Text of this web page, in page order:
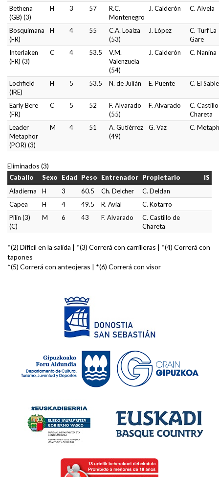
Bethena
(GB) (3)
H 3 57
R.C.
Montenegro
J. Calderón C. Alvela
Bosquimana
(FR)
H 4 55
C.A. Loaiza
(53)
J. López
C. Turf La
Gare
Interlaken
(FR) (3)
C 4 53.5
V.M.
Valenzuela
(54)
J. Calderón C. Nanina
Lochfield
(IRE)
H 5 53.5 N. de Julián E. Puente C. El Sable
Early Bere
(FR)
C 5 52
F. Alvarado
(55)
F. Alvarado
C.
Chareta
Leader
Metaphor
(POR) (3)
M 4 51
A. Gutiérrez
(49)
G. Vaz C.
Eliminados (3)
Caballo Sexo Edad Peso Entrenador Propietario
IS
Aladierna
H 3 60.5 Ch. Delcher
C. Deldan
Capea
H 4 49.5 R. Avial
C. Kotarro
Pilin (3)
(C)
M 6 43 F. Alvarado
C. Castillo de
Chareta
*(2) Difícil en la salida | *(3) Correrá con carrilleras | *(4) Correrá con
tapones
*(5) Correrá con anteojeras | *(6) Correrá con visor